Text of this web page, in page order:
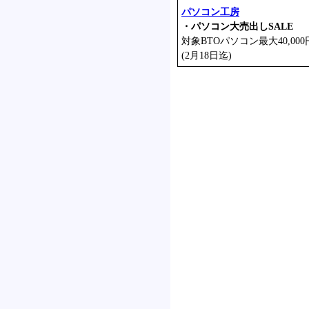
パソコン工房
・パソコン大売出しSALE
対象BTOパソコン最大40,000
(2月18日迄)